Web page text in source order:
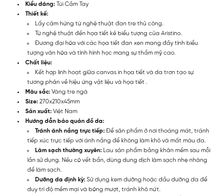
Kiểu dáng: Túi Cầm Tay
Thiết kế:
Lấy cảm hứng từ nghệ thuật đan tre thủ công.
Từ nghệ thuật đến họa tiết kẻ biểu tượng của Aristino.
Đương đại hóa với các họa tiết đan xen mang đầy tính biểu
tượng văn hóa và tính hình học mang sự thẩm mỹ cao.
Chất liệu:
Kết hợp linh hoạt giữa canvas in họa tiết và da trơn tạo sự
tương phản về hiệu ứng vật liệu và họa tiết .
Màu sắc: Vàng tre ngà
Size: 270x210x45mm
Sản xuất: Việt Nam
Hướng dẫn bảo quản đồ da:
Tránh ánh nắng trực tiếp: Để sản phẩm ở nơi thoáng mát, tránh
tiếp xúc trực tiếp với ánh nắng để không làm khô và mất màu da.
Làm sạch thường xuyên: Lau sản phẩm bằng khăn mềm sau mỗi
lần sử dụng. Nếu có vết bẩn, dùng dung dịch làm sạch nhẹ nhàng
để làm sạch.
Dưỡng da định kỳ: Sử dụng kem dưỡng hoặc dầu dưỡng da để
duy trì độ mềm mại và bóng mượt, tránh khô nứt.